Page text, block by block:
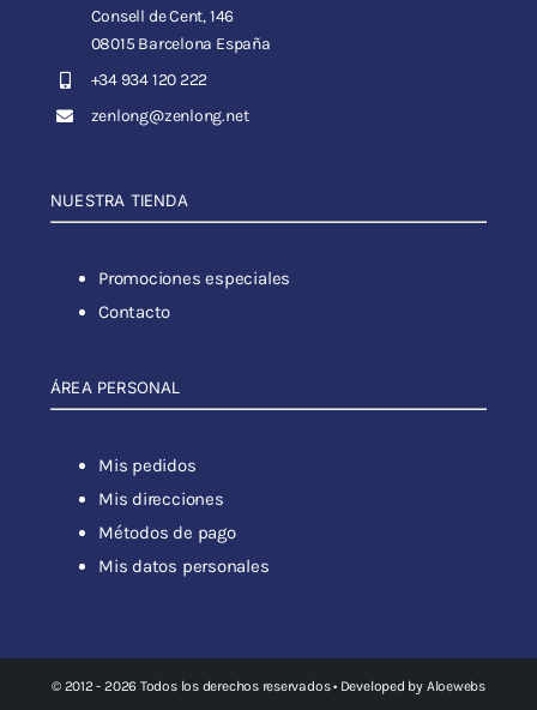
Consell de Cent, 146
08015 Barcelona España
+34 934 120 222
zenlong@zenlong.net
NUESTRA TIENDA
Promociones especiales
Contacto
ÁREA PERSONAL
Mis pedidos
Mis direcciones
Métodos de pago
Mis datos personales
© 2012 - 2026 Todos los derechos reservados • Developed by Aloewebs